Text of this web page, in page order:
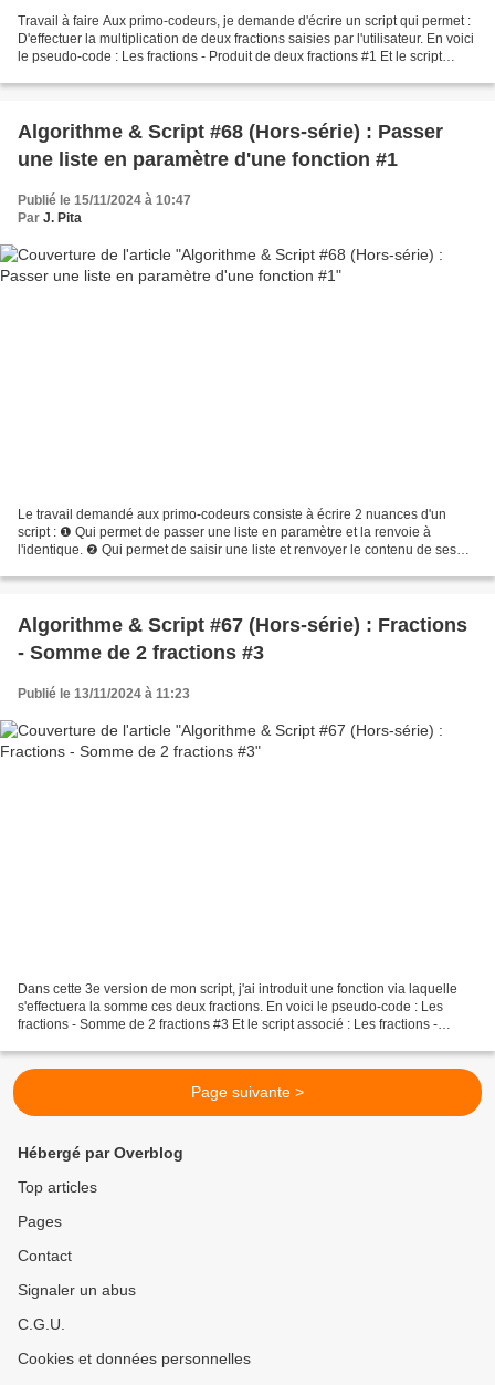
Travail à faire Aux primo-codeurs, je demande d'écrire un script qui permet :
D'effectuer la multiplication de deux fractions saisies par l'utilisateur. En voici
le pseudo-code : Les fractions - Produit de deux fractions #1 Et le script
Algorithme & Script #68 (Hors-série) : Passer
une liste en paramètre d'une fonction #1
Publié le 15/11/2024 à 10:47
Par J. Pita
Le travail demandé aux primo-codeurs consiste à écrire 2 nuances d'un
script : ❶ Qui permet de passer une liste en paramètre et la renvoie à
l'identique. ❷ Qui permet de saisir une liste et renvoyer le contenu de ses
Algorithme & Script #67 (Hors-série) : Fractions
- Somme de 2 fractions #3
Publié le 13/11/2024 à 11:23
Dans cette 3e version de mon script, j'ai introduit une fonction via laquelle
s'effectuera la somme ces deux fractions. En voici le pseudo-code : Les
fractions - Somme de 2 fractions #3 Et le script associé : Les fractions -
Page suivante >
Hébergé par Overblog
Top articles
Pages
Contact
Signaler un abus
C.G.U.
Cookies et données personnelles